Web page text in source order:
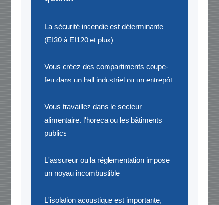
La sécurité incendie est déterminante
(EI30 à EI120 et plus)
Vous créez des compartiments coupe-
feu dans un hall industriel ou un entrepôt
Vous travaillez dans le secteur
alimentaire, l'horeca ou les bâtiments
publics
L'assureur ou la réglementation impose
un noyau incombustible
L'isolation acoustique est importante,